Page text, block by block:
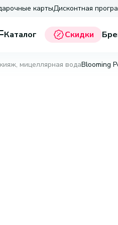
картыДисконтная
Каталог Скидки
мицеллярная водаBlooming